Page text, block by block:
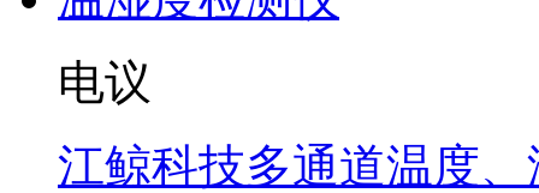
电议
江鲸科技多通道温度